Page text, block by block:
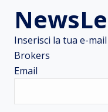
Inserisci la tua e-
Brokers
Email